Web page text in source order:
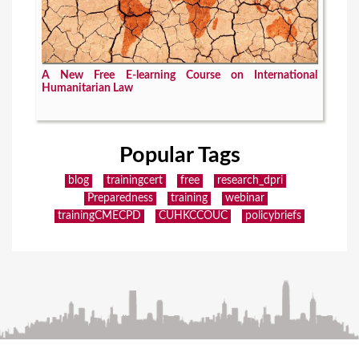
A New Free E-learning Course on International
Humanitarian Law
Popular Tags
blog trainingcert free
research_dpri
Preparedness
training
webinar
trainingCMECPD
CUHKCCOUC policybriefs